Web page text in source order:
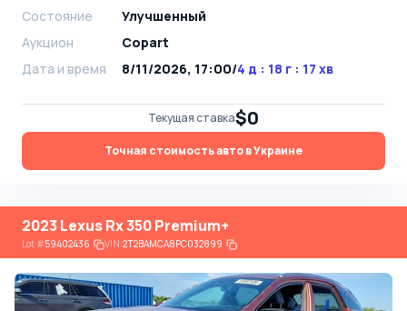
Состояние
Улучшенный
Аукцион
Copart
Дата и время
8/11/2026, 17:00/4 д : 18 г : 17 хв
Текущая ставка$0
Точная стоимость авто в Украине
2023 Lexus Rx 350 Premium+
Lot#59402436 VIN:2T2BAMCA8PC032899